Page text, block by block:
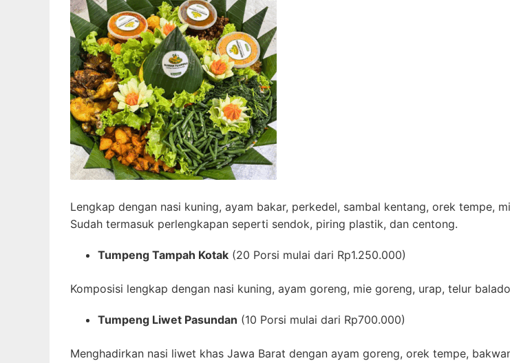
Lengkap dengan nasi kuning, ayam bakar, perkedel, sambal kentang, orek tempe,
Sudah termasuk perlengkapan seperti sendok, piring plastik, dan centong.
Tumpeng Tampah Kotak (20 Porsi mulai dari Rp1.250.000)
Komposisi lengkap dengan nasi kuning, ayam goreng, mie goreng, urap, telur
Tumpeng Liwet Pasundan (10 Porsi mulai dari Rp700.000)
Menghadirkan nasi liwet khas Jawa Barat dengan ayam goreng, orek tempe,